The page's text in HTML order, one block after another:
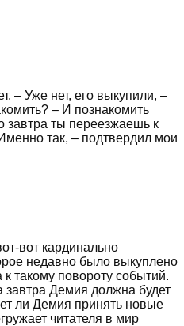
– Уже нет, его выкупили, –
– И познакомить
завтра ты переезжаешь к
так, – подтвердил мои
вот кардинально
недавно было выкуплено
такому повороту событий.
завтра Демия должна будет
ли Демия принять новые
читателя в мир